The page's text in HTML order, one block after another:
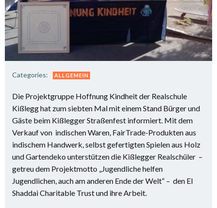
Categories: ALLGEMEIN
Die Projektgruppe Hoffnung Kindheit der Realschule
Kißlegg hat zum siebten Mal mit einem Stand Bürger und
Gäste beim Kißlegger Straßenfest informiert. Mit dem
Verkauf von indischen Waren, FairTrade-Produkten aus
indischem Handwerk, selbst gefertigten Spielen aus Holz
und Gartendeko unterstützen die Kißlegger Realschüler –
getreu dem Projektmotto „Jugendliche helfen
Jugendlichen, auch am anderen Ende der Welt“ – den El
Shaddai Charitable Trust und ihre Arbeit.